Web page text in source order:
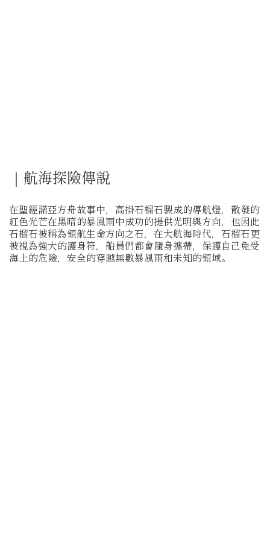
｜航海探險傳說
在聖經諾亞方舟故事中，高掛石榴石製成的導航燈，散發的
紅色光芒在黑暗的暴風雨中成功的提供光明與方向，也因此
石榴石被稱為領航生命方向之石，在大航海時代，石榴石更
被視為強大的護身符，船員們都會隨身攜帶，保護自己免受
海上的危險，安全的穿越無數暴風雨和未知的領域。